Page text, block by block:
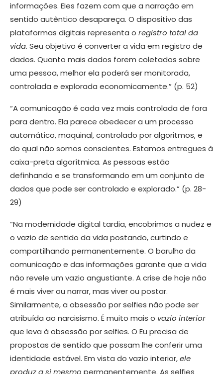
informações. EIes fazem com que a narração em
sentido autêntico desapareça. O dispositivo das
plataformas digitais representa o registro total da
vida. Seu objetivo é converter a vida em registro de
dados. Quanto mais dados forem coletados sobre
uma pessoa, melhor ela poderá ser monitorada,
controlada e explorada economicamente.” (p. 52)
“A comunicação é cada vez mais controlada de fora
para dentro. Ela parece obedecer a um processo
automático, maquinal, controlado por algoritmos, e
do qual não somos conscientes. Estamos entregues à
caixa-preta algorítmica. As pessoas estão
definhando e se transformando em um conjunto de
dados que pode ser controlado e explorado.” (p. 28-
29)
“Na modernidade digital tardia, encobrimos a nudez e
o vazio de sentido da vida postando, curtindo e
compartilhando permanentemente. O barulho da
comunicação e das informações garante que a vida
não revele um vazio angustiante. A crise de hoje não
é mais viver ou narrar, mas viver ou postar.
Similarmente, a obsessão por selfies não pode ser
atribuída ao narcisismo. É muito mais o vazio interior
que leva à obsessão por selfies. O Eu precisa de
propostas de sentido que possam lhe conferir uma
identidade estável. Em vista do vazio interior,ele
produz a si mesmo permanentemente. As selfies